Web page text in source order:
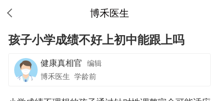
博禾医生
孩子小学成绩不好上初中能跟上吗
健康真相官
编辑
博禾医生 学龄前